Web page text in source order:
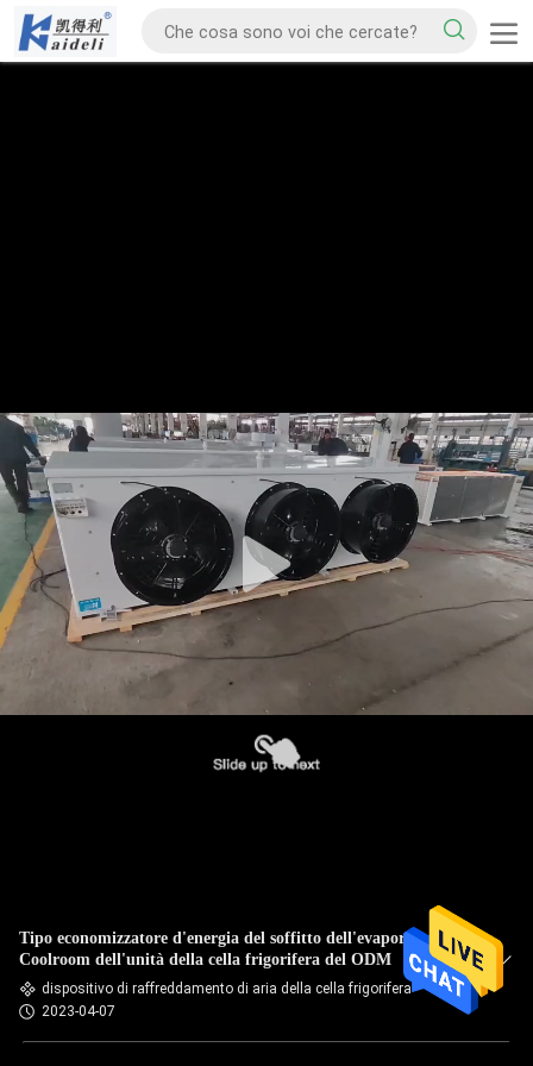
Tipo economizzatore d'energia del soffitto dell'evaporatore di
Coolroom dell'unità della cella frigorifera del ODM
dispositivo di raffreddamento di aria della cella frigorifera
2023-04-07